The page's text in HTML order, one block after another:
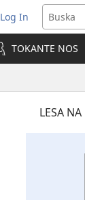
Log In
(opens
new
window)
TOKANTE NOS
LESA NA